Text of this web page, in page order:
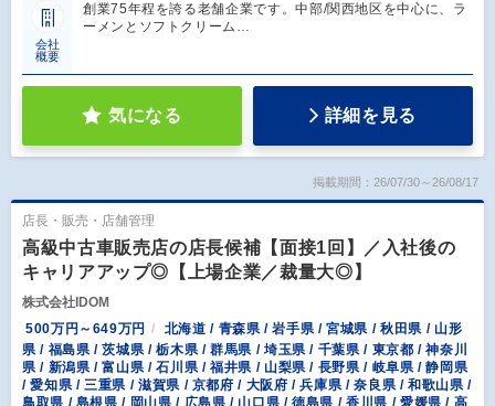
会社
概要
創業75年程を誇る老舗企業です。中部/関西地区を中心に、ラ
ーメンとソフトクリーム…
気になる 詳細を見る
掲載期間：26/07/30～26/08/17
店長・販売・店舗管理
高級中古車販売店の店長候補【面接1回】／入社後の
キャリアアップ◎【上場企業／裁量大◎】
株式会社IDOM
500万円～649万円
北海道 / 青森県 / 岩手県 / 宮城県 / 秋田県 / 山形
県 / 福島県 / 茨城県 / 栃木県 / 群馬県 / 埼玉県 / 千葉県 / 東京都 / 神奈川
県 / 新潟県 / 富山県 / 石川県 / 福井県 / 山梨県 / 長野県 / 岐阜県 / 静岡県
/ 愛知県 / 三重県 / 滋賀県 / 京都府 / 大阪府 / 兵庫県 / 奈良県 / 和歌山県 /
鳥取県 / 島根県 / 岡山県 / 広島県 / 山口県 / 徳島県 / 香川県 / 愛媛県 / 高